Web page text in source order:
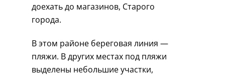
доехать до магазинов, Старого
города.
В этом районе береговая линия —
пляжи. В других местах под пляжи
выделены небольшие участки,